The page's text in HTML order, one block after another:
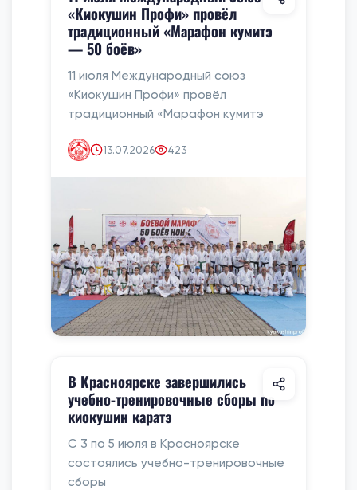
«Киокушин Профи» провёл
традиционный «Марафон кумитэ
— 50 боёв»
11 июля Международный союз
«Киокушин Профи» провёл
традиционный «Марафон кумитэ
13.07.2026 423
В Красноярске завершились
учебно-тренировочные сборы по
киокушин каратэ
С 3 по 5 июля в Красноярске
состоялись учебно-тренировочные
сборы